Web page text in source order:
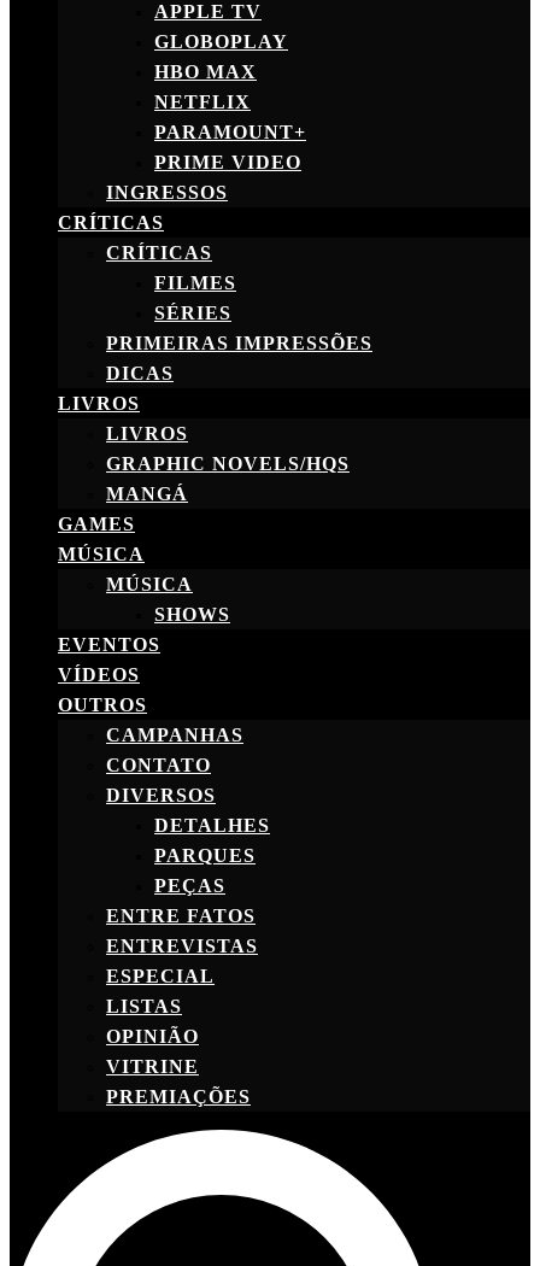
APPLE TV
GLOBOPLAY
HBO MAX
NETFLIX
PARAMOUNT+
PRIME VIDEO
INGRESSOS
CRÍTICAS
CRÍTICAS
FILMES
SÉRIES
PRIMEIRAS IMPRESSÕES
DICAS
LIVROS
LIVROS
GRAPHIC NOVELS/HQS
MANGÁ
GAMES
MÚSICA
MÚSICA
SHOWS
EVENTOS
VÍDEOS
OUTROS
CAMPANHAS
CONTATO
DIVERSOS
DETALHES
PARQUES
PEÇAS
ENTRE FATOS
ENTREVISTAS
ESPECIAL
LISTAS
OPINIÃO
VITRINE
PREMIAÇÕES